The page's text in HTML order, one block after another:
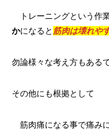
トレーニングという作
かになると 筋肉は壊れや
勿論様々な考え方もある
その他にも根拠として
筋肉痛になる事で痛み